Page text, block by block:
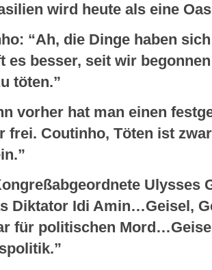
wird heute als eine
“Ah, die Dinge haben
es besser, seit wir
töten.”
vorher hat man einen
frei. Coutinho, Töten ist
Ulysses
Diktator Idi Amin…Geisel,
für politischen